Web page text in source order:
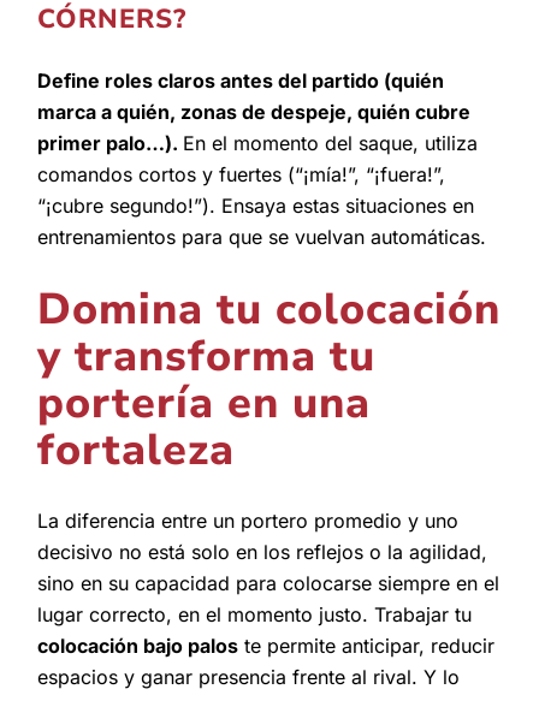
CÓRNERS?
Define roles claros antes del partido (quién
marca a quién, zonas de despeje, quién cubre
primer palo…). En el momento del saque, utiliza
comandos cortos y fuertes (“¡mía!”, “¡fuera!”,
“¡cubre segundo!”). Ensaya estas situaciones en
entrenamientos para que se vuelvan automáticas.
Domina tu colocación
y transforma tu
portería en una
fortaleza
La diferencia entre un portero promedio y uno
decisivo no está solo en los reflejos o la agilidad,
sino en su capacidad para colocarse siempre en el
lugar correcto, en el momento justo. Trabajar tu
colocación bajo palos te permite anticipar, reducir
espacios y ganar presencia frente al rival. Y lo